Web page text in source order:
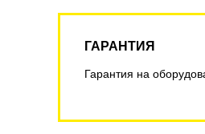
ГАРАНТИЯ
Гарантия на